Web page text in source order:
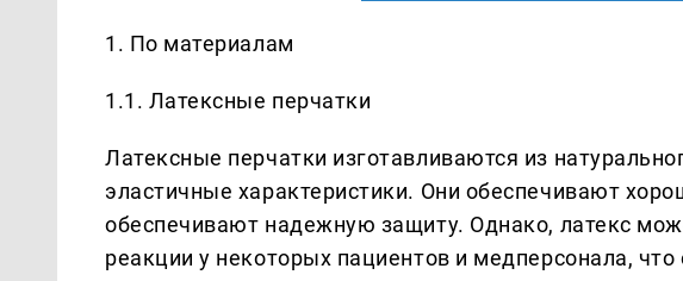
1. По материалам
1.1. Латексные перчатки
Латексные перчатки изготавливаются из
эластичные характеристики. Они обеспечивают
обеспечивают надежную защиту. Однако, латекс
реакции у некоторых пациентов и медперсонала, что